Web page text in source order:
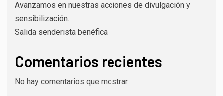
Avanzamos en nuestras acciones de divulgación y
sensibilización.
Salida senderista benéfica
Comentarios recientes
No hay comentarios que mostrar.